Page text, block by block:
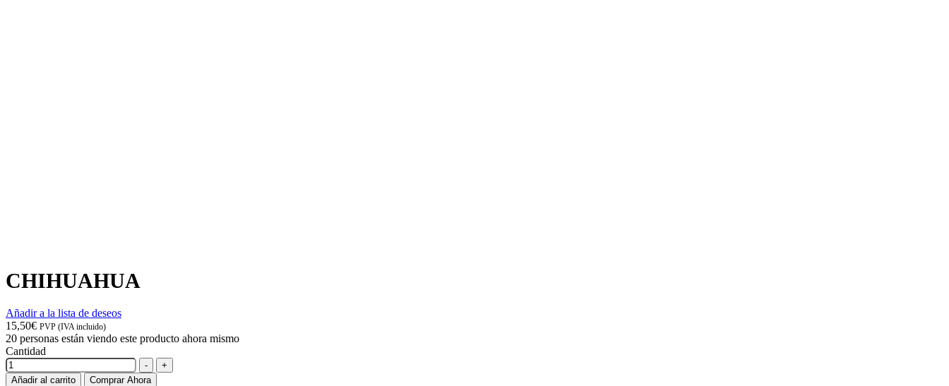
CHIHUAHUA
Añadir a la lista de deseos
15,50€ PVP (IVA incluido)
20 personas están viendo este producto ahora mismo
Cantidad
-
+
Añadir al carrito
Comprar Ahora